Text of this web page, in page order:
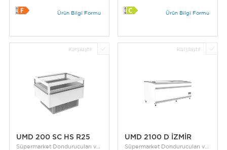
Ürün Bilgi Formu Ürün Bilgi Formu
Karşılaştır
UMD 200 SC HS R25
Süpermarket Dondurucuları ve
Karşılaştır
UMD 2100 D İZMİR
Süpermarket Dondurucuları ve